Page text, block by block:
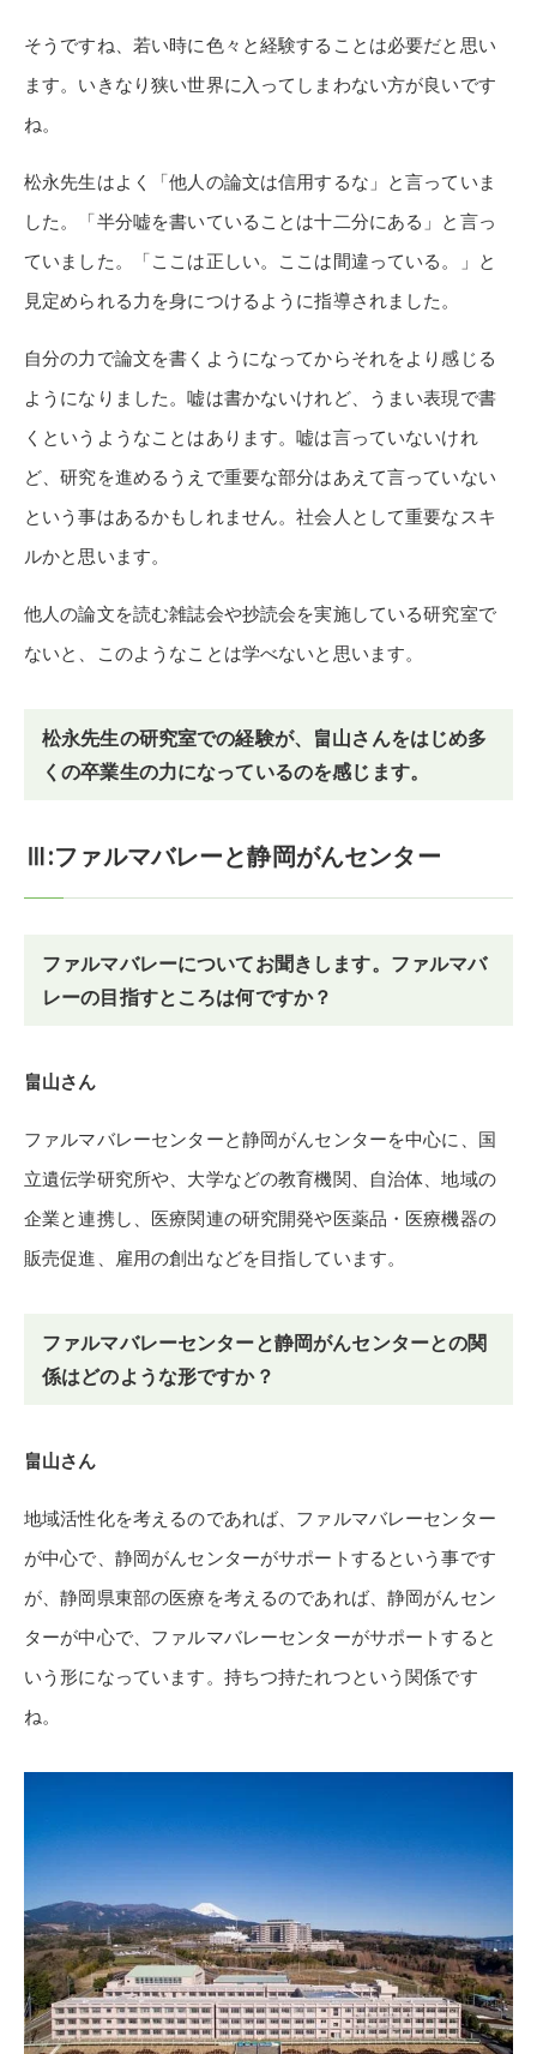
そうですね、若い時に色々と経験することは必要だと思い
ます。いきなり狭い世界に入ってしまわない方が良いです
ね。
松永先生はよく「他人の論文は信用するな」と言っていま
した。「半分嘘を書いていることは十二分にある」と言っ
ていました。「ここは正しい。ここは間違っている。」と
見定められる力を身につけるように指導されました。
自分の力で論文を書くようになってからそれをより感じる
ようになりました。嘘は書かないけれど、うまい表現で書
くというようなことはあります。嘘は言っていないけれ
ど、研究を進めるうえで重要な部分はあえて言っていない
という事はあるかもしれません。社会人として重要なスキ
ルかと思います。
他人の論文を読む雑誌会や抄読会を実施している研究室で
ないと、このようなことは学べないと思います。
松永先生の研究室での経験が、畠山さんをはじめ多
くの卒業生の力になっているのを感じます。
Ⅲ:ファルマバレーと静岡がんセンター
ファルマバレーについてお聞きします。ファルマバ
レーの目指すところは何ですか？
畠山さん
ファルマバレーセンターと静岡がんセンターを中心に、国
立遺伝学研究所や、大学などの教育機関、自治体、地域の
企業と連携し、医療関連の研究開発や医薬品・医療機器の
販売促進、雇用の創出などを目指しています。
ファルマバレーセンターと静岡がんセンターとの関
係はどのような形ですか？
畠山さん
地域活性化を考えるのであれば、ファルマバレーセンター
が中心で、静岡がんセンターがサポートするという事です
が、静岡県東部の医療を考えるのであれば、静岡がんセン
ターが中心で、ファルマバレーセンターがサポートすると
いう形になっています。持ちつ持たれつという関係です
ね。